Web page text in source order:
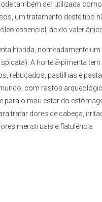
também ser utilizada
um tratamento deste tipo
essencial, ácido
híbrida, nomeadamente
A hortelã-pimenta
rebuçados, pastilhas e
com rastos
para o mau estar do
tratar dores de cabeça,
menstruais e flatulência.